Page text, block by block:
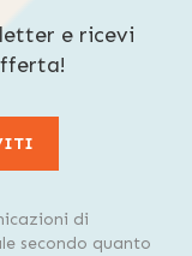
e ricevi
di
secondo quanto